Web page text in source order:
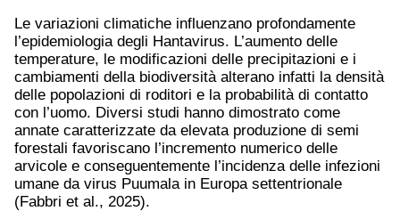
Le variazioni climatiche influenzano profondamente
l’epidemiologia degli Hantavirus. L’aumento delle
temperature, le modificazioni delle precipitazioni e i
cambiamenti della biodiversità alterano infatti la densità
delle popolazioni di roditori e la probabilità di contatto
con l’uomo. Diversi studi hanno dimostrato come
annate caratterizzate da elevata produzione di semi
forestali favoriscano l’incremento numerico delle
arvicole e conseguentemente l’incidenza delle infezioni
umane da virus Puumala in Europa settentrionale
(Fabbri et al., 2025).